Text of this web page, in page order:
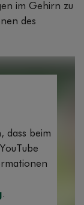
im Gehirn zu
des
dass beim
.